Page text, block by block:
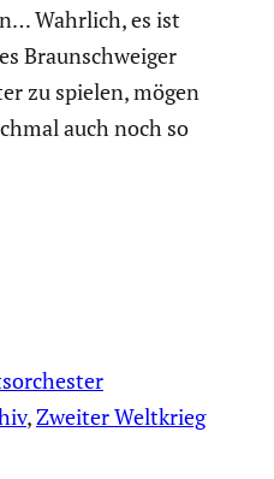
Wahrlich, es ist
Braun­schweiger
zu spielen, mögen
auch noch so
, Zweiter Weltkrieg